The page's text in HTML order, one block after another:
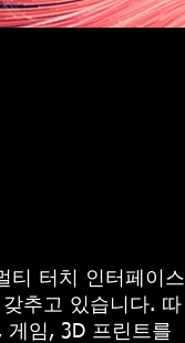
티 터치 인터페이스
추고 있습니다. 따
게임, 3D 프린트를